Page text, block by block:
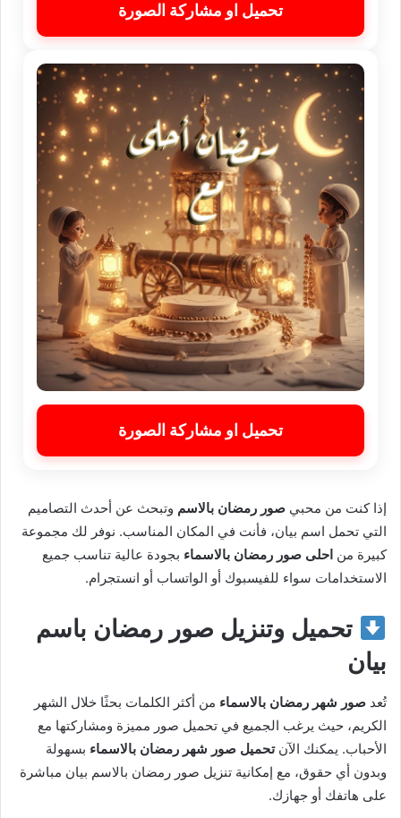
تحميل او مشاركة الصورة
تحميل او مشاركة الصورة
إذا كنت من محبي صور رمضان بالاسم وتبحث عن أحدث التصاميم
التي تحمل اسم بيان، فأنت في المكان المناسب. نوفر لك مجموعة
كبيرة من احلى صور رمضان بالاسماء بجودة عالية تناسب جميع
الاستخدامات سواء للفيسبوك أو الواتساب أو انستجرام.
تحميل وتنزيل صور رمضان باسم
بيان
تُعد صور شهر رمضان بالاسماء من أكثر الكلمات بحثًا خلال الشهر
الكريم، حيث يرغب الجميع في تحميل صور مميزة ومشاركتها مع
الأحباب. يمكنك الآنتحميل صور شهر رمضان بالاسماء بسهولة
وبدون أي حقوق، مع إمكانية تنزيل صور رمضان بالاسم بيان مباشرة
على هاتفك أو جهازك.